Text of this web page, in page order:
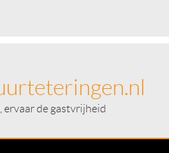
ervaar de gastvrijheid